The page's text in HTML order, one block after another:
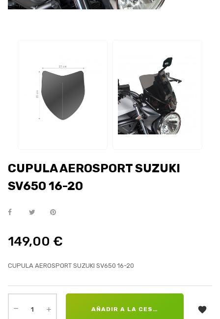
CUPULA AEROSPORT SUZUKI
SV650 16-20
149,00 €
CUPULA AEROSPORT SUZUKI SV650 16-20
AÑADIR A LA CESTA 